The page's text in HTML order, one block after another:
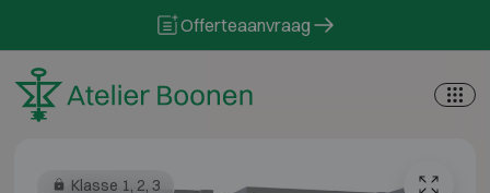
Offerteaanvraag
Klasse 1, 2, 3